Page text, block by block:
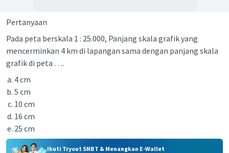
Pertanyaan
Pada peta berskala 1 : 25.000, Panjang skala grafik yang
mencerminkan 4 km di lapangan sama dengan panjang skala
grafik di peta ….
4 cm
5 cm
10 cm
16 cm
25 cm
Ikuti Tryout SNBT & Menangkan E-Wallet